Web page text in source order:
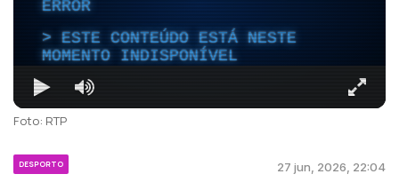
ERROR
ESTE CONTEÚDO ESTÁ NESTE
MOMENTO INDISPONÍVEL
Foto: RTP
DESPORTO 27 jun, 2026, 22:04